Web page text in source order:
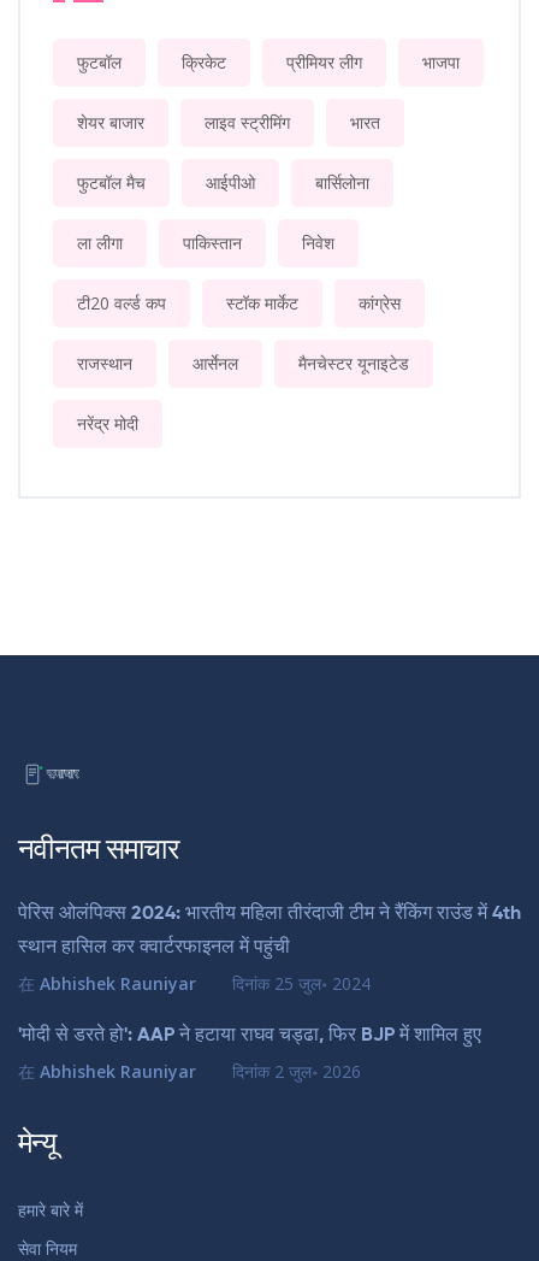
फुटबॉल क्रिकेट प्रीमियर लीग भाजपा
शेयर बाजार लाइव स्ट्रीमिंग भारत
फुटबॉल मैच आईपीओ बार्सिलोना
ला लीगा पाकिस्तान निवेश
टी20 वर्ल्ड कप स्टॉक मार्केट कांग्रेस
राजस्थान आर्सेनल मैनचेस्टर यूनाइटेड
नरेंद्र मोदी
नवीनतम समाचार
पेरिस ओलंपिक्स 2024: भारतीय महिला तीरंदाजी टीम ने रैंकिंग राउंड में 4th
स्थान हासिल कर क्वार्टरफाइनल में पहुंची
在 Abhishek Rauniyar दिनांक 25 जुल॰ 2024
'मोदी से डरते हो': AAP ने हटाया राघव चड्ढा, फिर BJP में शामिल हुए
在 Abhishek Rauniyar दिनांक 2 जुल॰ 2026
मेन्यू
हमारे बारे में
सेवा नियम